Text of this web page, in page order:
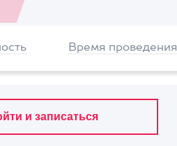
Время проведения